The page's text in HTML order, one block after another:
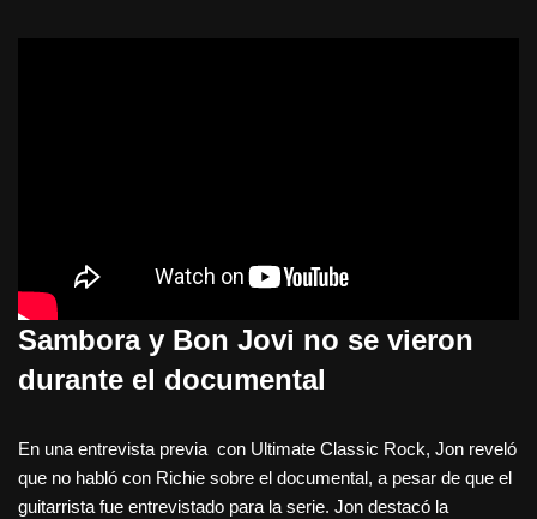
Sambora y Bon Jovi no se vieron
durante el documental
En una entrevista previa con Ultimate Classic Rock, Jon reveló
que no habló con Richie sobre el documental, a pesar de que el
guitarrista fue entrevistado para la serie. Jon destacó la